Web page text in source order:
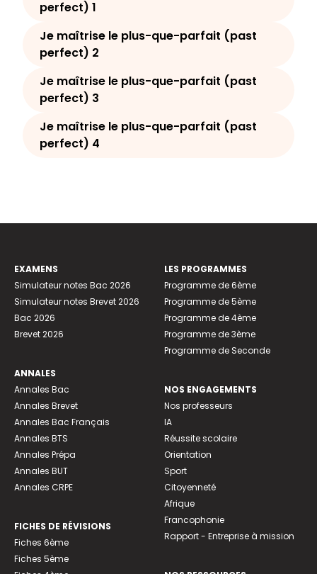
perfect) 1
Je maîtrise le plus-que-parfait (past
perfect) 2
Je maîtrise le plus-que-parfait (past
perfect) 3
Je maîtrise le plus-que-parfait (past
perfect) 4
EXAMENS
Simulateur notes Bac 2026
Simulateur notes Brevet 2026
Bac 2026
Brevet 2026
ANNALES
Annales Bac
Annales Brevet
Annales Bac Français
Annales BTS
Annales Prépa
Annales BUT
Annales CRPE
FICHES DE RÉVISIONS
Fiches 6ème
Fiches 5ème
LES PROGRAMMES
Programme de 6ème
Programme de 5ème
Programme de 4ème
Programme de 3ème
Programme de Seconde
NOS ENGAGEMENTS
Nos professeurs
IA
Réussite scolaire
Orientation
Sport
Citoyenneté
Afrique
Francophonie
Rapport - Entreprise à mission